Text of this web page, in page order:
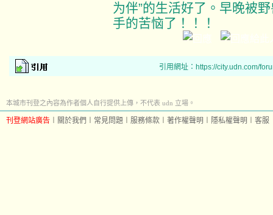
为伴”的生活好了。早晚被
手的苦恼了！！！
引用網址：https://city.udn.com/
本城市刊登之內容為作者個人自行提供上傳，不代表 udn 立場。
刊登網站廣告 關於我們 常見問題 服務條款 著作權聲明 隱私權聲明 客服